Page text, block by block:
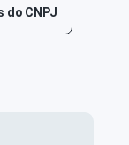
do CNPJ